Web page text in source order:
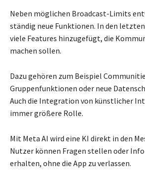
Neben möglichen Broadcast-Limits
ständig neue Funktionen. In den
viele Features hinzugefügt, die
machen sollen.
Dazu gehören zum Beispiel
Gruppenfunktionen oder neue
Auch die Integration von künstlicher
immer größere Rolle.
Mit Meta AI wird eine KI direkt in den
Nutzer können Fragen stellen oder
erhalten, ohne die App zu verlassen.